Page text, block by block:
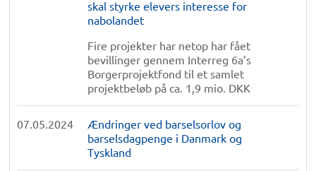
skal styrke elevers interesse for
nabolandet
Fire projekter har netop har fået
bevillinger gennem Interreg 6a’s
Borgerprojektfond til et samlet
projektbeløb på ca. 1,9 mio. DKK
07.05.2024
Ændringer ved barselsorlov og
barselsdagpenge i Danmark og
Tyskland